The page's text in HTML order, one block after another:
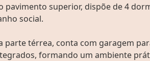
pavimento superior, dispõe de 4
social.
parte térrea, conta com garagem
formando um ambiente